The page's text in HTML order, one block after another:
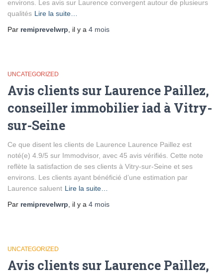
environs. Les avis sur Laurence convergent autour de plusieurs
qualités Lire la suite…
Par remiprevelwrp , il y a 4 mois
UNCATEGORIZED
Avis clients sur Laurence Paillez,
conseiller immobilier iad à Vitry-
sur-Seine
Ce que disent les clients de Laurence Laurence Paillez est
noté(e) 4.9/5 sur Immodvisor, avec 45 avis vérifiés. Cette note
reflète la satisfaction de ses clients à Vitry-sur-Seine et ses
environs. Les clients ayant bénéficié d’une estimation par
Laurence saluent Lire la suite…
Par remiprevelwrp , il y a 4 mois
UNCATEGORIZED
Avis clients sur Laurence Paillez,